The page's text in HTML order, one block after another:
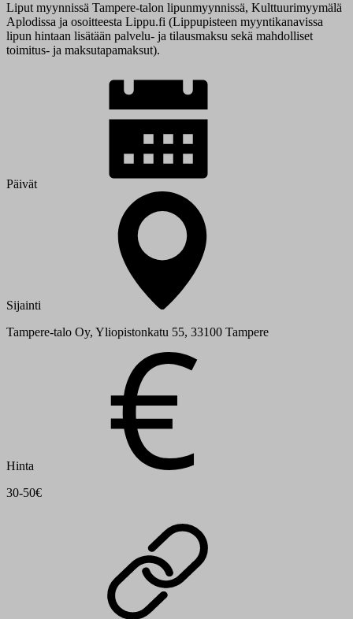
Liput myynnissä Tampere-talon lipunmyynnissä, Kulttuurimyymälä
Aplodissa ja osoitteesta Lippu.fi (Lippupisteen myyntikanavissa
lipun hintaan lisätään palvelu- ja tilausmaksu sekä mahdolliset
toimitus- ja maksutapamaksut).
Päivät
Sijainti
Tampere-talo Oy, Yliopistonkatu 55, 33100 Tampere
Hinta
30-50€